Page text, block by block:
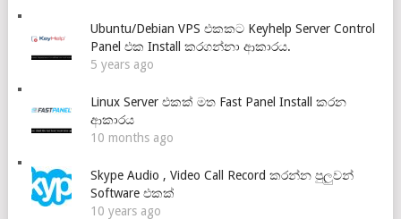
Ubuntu/Debian VPS එකකට Keyhelp Server Control
Panel එක Install කරගන්නා ආකාරය.
5 years ago
Linux Server එකක් මත Fast Panel Install කරන
ආකාරය
10 months ago
Skype Audio , Video Call Record කරන්න පුලුවන්
Software එකක්
10 years ago